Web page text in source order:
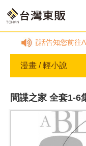
以電話告知您前往
漫畫 / 輕小說
間諜之家 全套1-6